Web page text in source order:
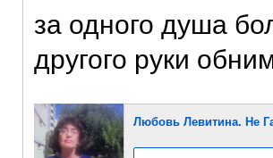
за одного душа
другого руки
Любовь Левитина. Не